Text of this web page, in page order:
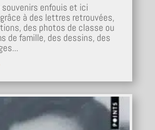
enfouis et ici
à des lettres retrouvées,
des photos de classe ou
de famille, des dessins, des